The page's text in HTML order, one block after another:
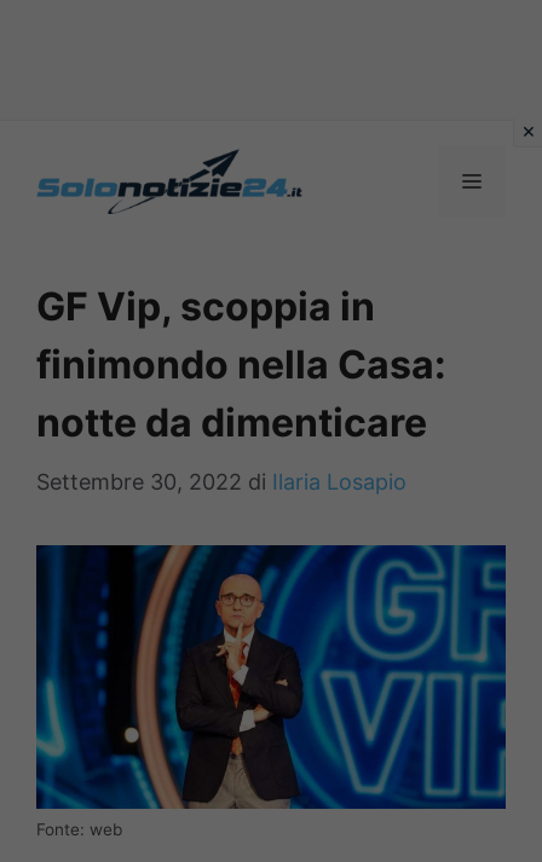
MENU
GF Vip, scoppia in
finimondo nella Casa:
notte da dimenticare
Settembre 30, 2022 di Ilaria Losapio
Fonte: web